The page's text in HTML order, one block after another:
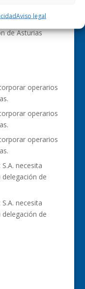
Aviso legal
S.A.
de Asturias
operarios
operarios
operarios
necesita
de
necesita
de